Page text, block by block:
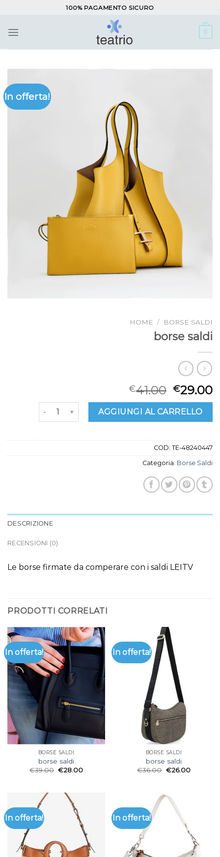
contenuti
100% PAGAMENTO SICURO
0
In offerta!
HOME / BORSE SALDI
borse saldi
€41.00 €29.00
borse saldi quantitàAGGIUNGI AL CARRELLO
COD: TE-48240447
Categoria: Borse Saldi
DESCRIZIONE
RECENSIONI (0)
Le borse firmate da comperare con i saldi LEITV
PRODOTTI CORRELATI
In offerta!
BORSE SALDI
borse saldi
€39.00 €28.00
In offerta!
BORSE SALDI
borse saldi
€36.00 €26.00
In offerta! In offerta!